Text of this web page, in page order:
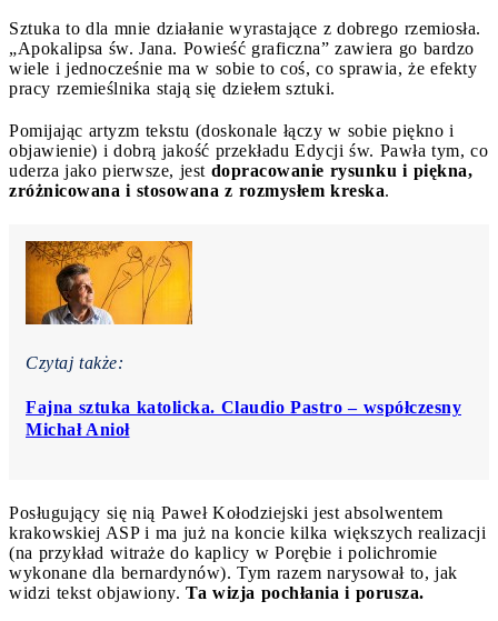
Sztuka to dla mnie działanie wyrastające z dobrego rzemiosła.
„Apokalipsa św. Jana. Powieść graficzna” zawiera go bardzo
wiele i jednocześnie ma w sobie to coś, co sprawia, że efekty
pracy rzemieślnika stają się dziełem sztuki.
Pomijając artyzm tekstu (doskonale łączy w sobie piękno i
objawienie) i dobrą jakość przekładu Edycji św. Pawła tym, co
uderza jako pierwsze, jest dopracowanie rysunku i piękna,
zróżnicowana i stosowana z rozmysłem kreska.
Czytaj także:
Fajna sztuka katolicka. Claudio Pastro – współczesny
Michał Anioł
Posługujący się nią Paweł Kołodziejski jest absolwentem
krakowskiej ASP i ma już na koncie kilka większych realizacji
(na przykład witraże do kaplicy w Porębie i polichromie
wykonane dla bernardynów). Tym razem narysował to, jak
widzi tekst objawiony. Ta wizja pochłania i porusza.